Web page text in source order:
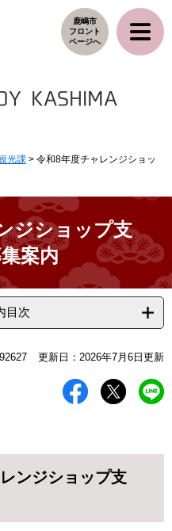
鹿嶋市
フロント
ページへ
光課 > 令和8年度チャレンジショッ
ジショップ支
案内
目次
更新日：2026年7月6日更新
ンジショップ支